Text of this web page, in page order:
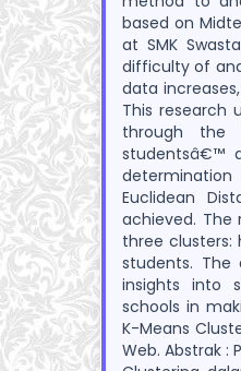
based on
at SMK
difficulty of
data
This research
through the
studentsâ€™
Euclidean
achieved. The
three
students. The
insights into
schools in
K-Means
Web. Abstrak :